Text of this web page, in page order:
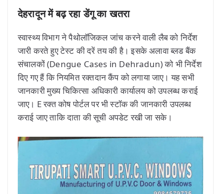
देहरादून में बढ़ रहा डेंगू का खतरा
स्वास्थ्य विभाग ने पैथोलॉजिकल जांच करने वाली लैब को निर्देश
जारी करते हुए टेस्ट की दरें तय की है। इसके अलावा ब्लड बैंक
संचालकों (Dengue Cases in Dehradun) को भी निर्देश
दिए गए हैं कि नियमित रक्तदान कैंप को लगाया जाए। यह सभी
जानकारी मुख्य चिकित्सा अधिकारी कार्यालय को उपलब्ध कराई
जाए। E रक्त कोष पोर्टल पर भी स्टॉक की जानकारी उपलब्ध
कराई जाए ताकि दाता की सूची अपडेट रखी जा सके।